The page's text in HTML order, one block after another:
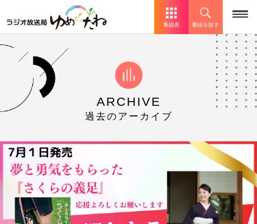
番組表 番組を探す
ARCHIVE
過去のアーカイブ